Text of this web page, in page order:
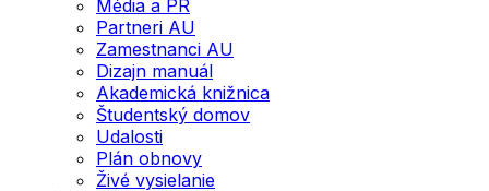
Média a PR
Partneri AU
Zamestnanci AU
Dizajn manuál
Akademická knižnica
Študentský domov
Udalosti
Plán obnovy
Živé vysielanie